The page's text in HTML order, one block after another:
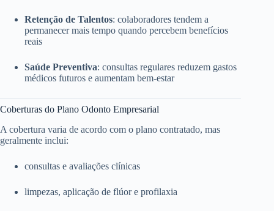
Retenção de Talentos: colaboradores tendem a
permanecer mais tempo quando percebem benefícios
reais
Saúde Preventiva: consultas regulares reduzem gastos
médicos futuros e aumentam bem-estar
Coberturas do Plano Odonto Empresarial
A cobertura varia de acordo com o plano contratado, mas
geralmente inclui:
consultas e avaliações clínicas
limpezas, aplicação de flúor e profilaxia